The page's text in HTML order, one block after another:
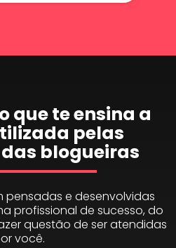
que te ensina a
pelas
blogueiras
pensadas e desenvolvidas
profissional de sucesso, do
questão de ser atendidas
você.